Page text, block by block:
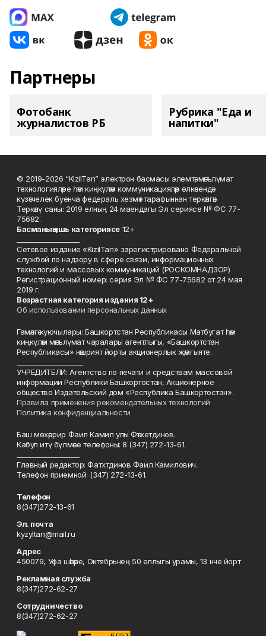
Партнеры
Фотобанк
журналистов РБ
Рубрика "Еда и
напитки"
© 2019-2026 “KizilTan” электрон басмасы элемтә, мәгълүмат
технологияләре һәм киңкүләм коммуникацияләр өлкәсендә
күзәтчелек буенча федераль хезмәт тарафыннан теркәлгән.
Теркәлү саны: 2019 елның 24 маендагы Эл сериясе № ФС 77-
75682.
Басманың яшь категориясе12+
Сетевое издание «KizilTan» зарегистрировано Федеральной
службой по надзору в сфере связи, информационных
технологий и массовых коммуникаций (РОСКОМНАДЗОР)
Регистрационный номер: серия Эл № ФС 77-75682 от 24 мая
2019 г.
Возрастная категория издания 12+
Об использовании персональных данных
Гамәлгә куючылары: Башкортстан Республикасы Матбугат һәм
киңкүләм мәгълүмат чаралары агентлыгы, «Башкортстан
Республикасы» нәшрият йорты акционерлык җәмгыяте.
УЧРЕДИТЕЛИ: Агентство по печати и средствам массовой
информации Республики Башкортостан, Акционерное
общество Издательский дом «Республика Башкортостан».
Правила применения рекомендательных технологий
Политика конфиденциальности
Баш мөхәррир Фаил Камил улы Фәтхетдинов.
Кабул итү бүлмәсе телефоны: 8 (347) 272-13-61.
Главный редактор: Фатхтдинов Фаил Камилович.
Телефон приемной: (347) 272-13-61.
Телефон
8(347)272-13-61
Эл. почта
kyzyltan@mail.ru
Адрес
450079, Уфа шәһәре, Октябрьнең 50 еллыгы урамы, 13 нче йорт
Рекламная служба
8(347)272-62-27
Сотрудничество
8(347)272-62-27